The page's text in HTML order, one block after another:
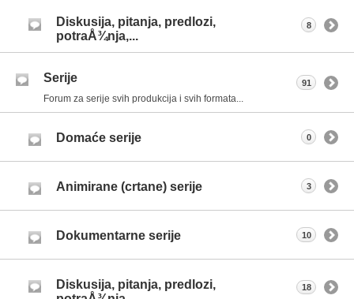
Diskusija, pitanja, predlozi,
potraÅ¾nja,...
8
Serije
Forum za serije svih produkcija i svih formata...
91
Domaće serije 0
Animirane (crtane) serije 3
Dokumentarne serije 10
Diskusija, pitanja, predlozi,
18